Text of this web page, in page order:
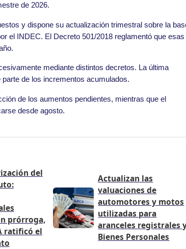
de 2026.
y dispone su actualización trimestral sobre la
el INDEC. El Decreto 501/2018 reglamentó que esas
mediante distintos decretos. La última
de los incrementos acumulados.
de los aumentos pendientes, mientras que el
desde agosto.
del
prórroga,
ratificó el
Actualizan las
valuaciones de
automotores y motos
utilizadas para
aranceles registrales
Bienes Personales